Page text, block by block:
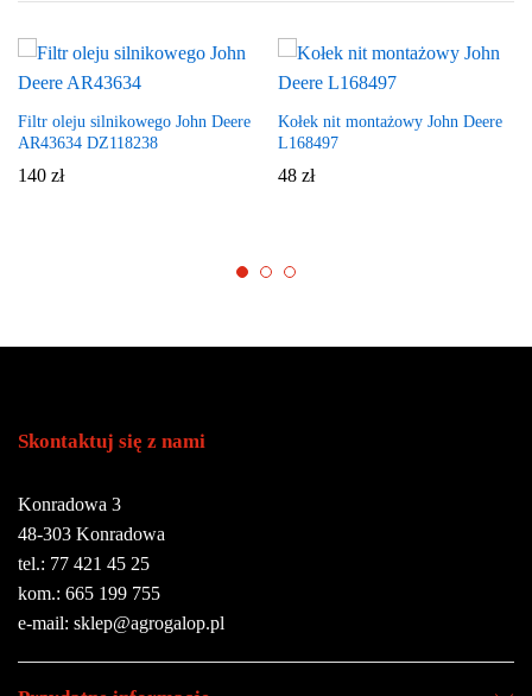
Filtr oleju silnikowego John Deere
AR43634 DZ118238
140 zł
Kołek nit montażowy John Deere
L168497
48 zł
Skontaktuj się z nami
Konradowa 3
48-303 Konradowa
tel.: 77 421 45 25
kom.: 665 199 755
e-mail: sklep@agrogalop.pl